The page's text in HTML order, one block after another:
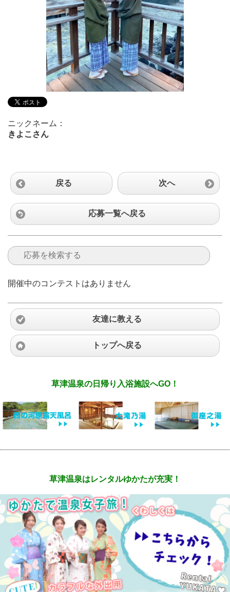
ニックネーム：
きよこさん
戻る 次へ
応募一覧へ戻る
開催中のコンテストはありません
友達に教える
トップへ戻る
草津温泉の日帰り入浴施設へGO！
草津温泉はレンタルゆかたが充実！